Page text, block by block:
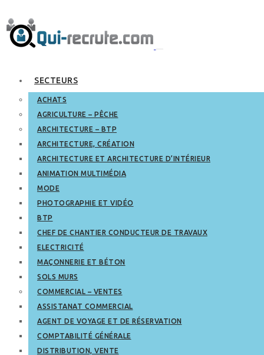
SECTEURS
ACHATS
AGRICULTURE – PÊCHE
ARCHITECTURE – BTP
ARCHITECTURE, CRÉATION
ARCHITECTURE ET ARCHITECTURE D’INTÉRIEUR
ANIMATION MULTIMÉDIA
MODE
PHOTOGRAPHIE ET VIDÉO
BTP
CHEF DE CHANTIER CONDUCTEUR DE TRAVAUX
ELECTRICITÉ
MAÇONNERIE ET BÉTON
SOLS MURS
COMMERCIAL – VENTES
ASSISTANAT COMMERCIAL
AGENT DE VOYAGE ET DE RÉSERVATION
COMPTABILITÉ GÉNÉRALE
DISTRIBUTION, VENTE